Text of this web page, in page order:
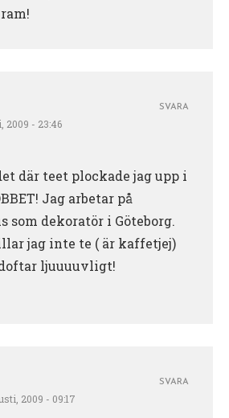
2009 - 23:46
där teet plockade jag upp i
Jag arbetar på
som dekoratör i Göteborg.
jag inte te ( är kaffetjej)
ljuuuuvligt!
SVARA
2009 - 09:17
SVARA